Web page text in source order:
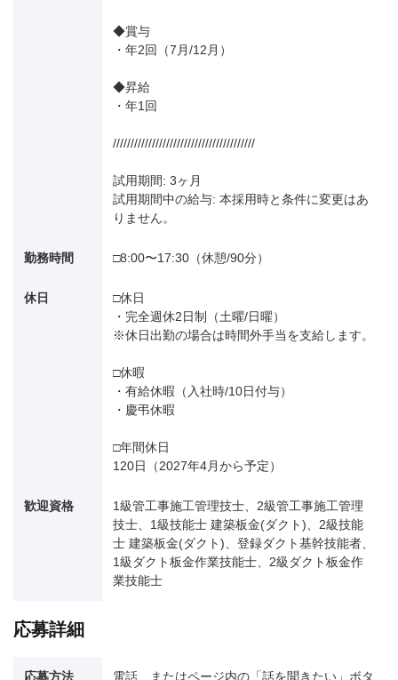
◆賞与
・年2回（7月/12月）
◆昇給
・年1回
////////////////////////////////////////
試用期間: 3ヶ月
試用期間中の給与: 本採用時と条件に変更はあ
りません。
勤務時間 □8:00〜17:30（休憩/90分）
休日
□休日
・完全週休2日制（土曜/日曜）
※休日出勤の場合は時間外手当を支給します。
□休暇
・有給休暇（入社時/10日付与）
・慶弔休暇
□年間休日
120日（2027年4月から予定）
歓迎資格
1級管工事施工管理技士、2級管工事施工管理
技士、1級技能士 建築板金(ダクト)、2級技能
士 建築板金(ダクト)、登録ダクト基幹技能者、
1級ダクト板金作業技能士、2級ダクト板金作
業技能士
応募詳細
応募方法 電話、またはページ内の「話を聞きたい」ボタ